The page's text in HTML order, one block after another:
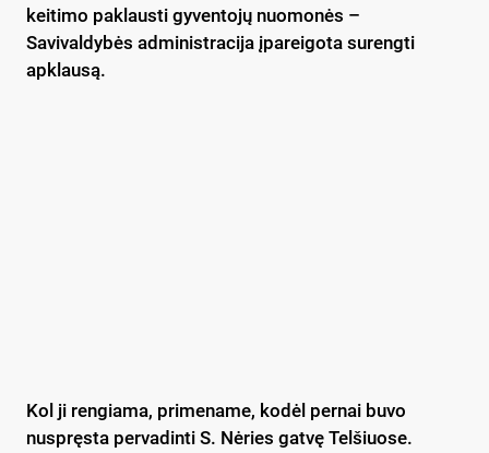
keitimo paklausti gyventojų nuomonės –
Savivaldybės administracija įpareigota surengti
apklausą.
Kol ji rengiama, primename, kodėl pernai buvo
nuspręsta pervadinti S. Nėries gatvę Telšiuose.